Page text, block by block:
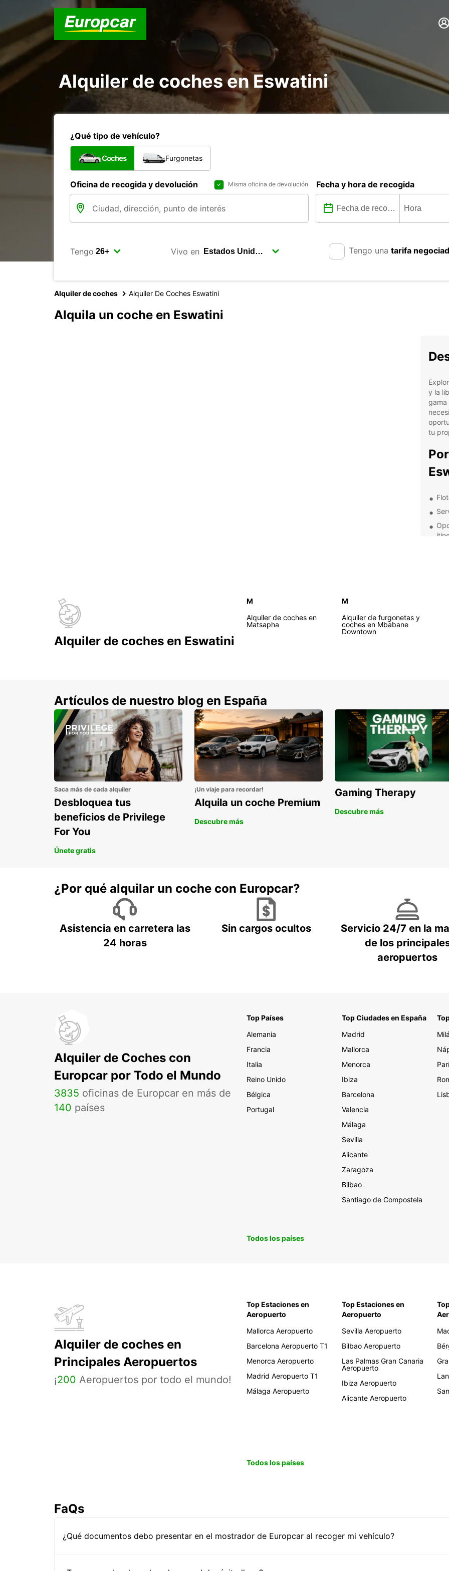
Alquiler de coches en Eswatini
¿Qué tipo de vehículo?
Coches Furgonetas
Oficina de recogida y devolución Misma oficina de devolución Fecha y hora de recogida
Tengo Vivo en Tengo una tarifa
Alquiler de coches Alquiler De Coches Eswatini
Alquila un coche en Eswatini
y la
gama
tu
las
Ya
Alquiler de coches en Eswatini
M
Alquiler de coches en
Matsapha
M
Alquiler de furgonetas y
coches en Mbabane
Downtown
Artículos de nuestro blog en España
Saca más de cada alquiler
Desbloquea tus
beneficios de Privilege
For You
Únete gratis
¡Un viaje para recordar!
Alquila un coche Premium
Descubre más
Gaming Therapy
Descubre más
¿Por qué alquilar un coche con Europcar?
Asistencia en carretera las
24 horas
Sin cargos ocultos
Servicio 24/7 en la
de los
aeropuertos
Alquiler de Coches con
Europcar por Todo el Mundo
3835 oficinas de Europcar en más de
140 países
Top Países
Alemania
Francia
Italia
Reino Unido
Bélgica
Portugal
Top Ciudades en España
Madrid
Mallorca
Menorca
Ibiza
Barcelona
Valencia
Málaga
Sevilla
Alicante
Zaragoza
Bilbao
Santiago de Compostela
Todos los países
Alquiler de coches en
Principales Aeropuertos
¡200 Aeropuertos por todo el mundo!
Top Estaciones en
Aeropuerto
Mallorca Aeropuerto
Barcelona Aeropuerto T1
Menorca Aeropuerto
Madrid Aeropuerto T1
Málaga Aeropuerto
Top Estaciones en
Aeropuerto
Sevilla Aeropuerto
Bilbao Aeropuerto
Las Palmas Gran Canaria
Aeropuerto
Ibiza Aeropuerto
Alicante Aeropuerto
Todos los países
FaQs
¿Qué documentos debo presentar en el mostrador de Europcar al recoger mi vehículo?